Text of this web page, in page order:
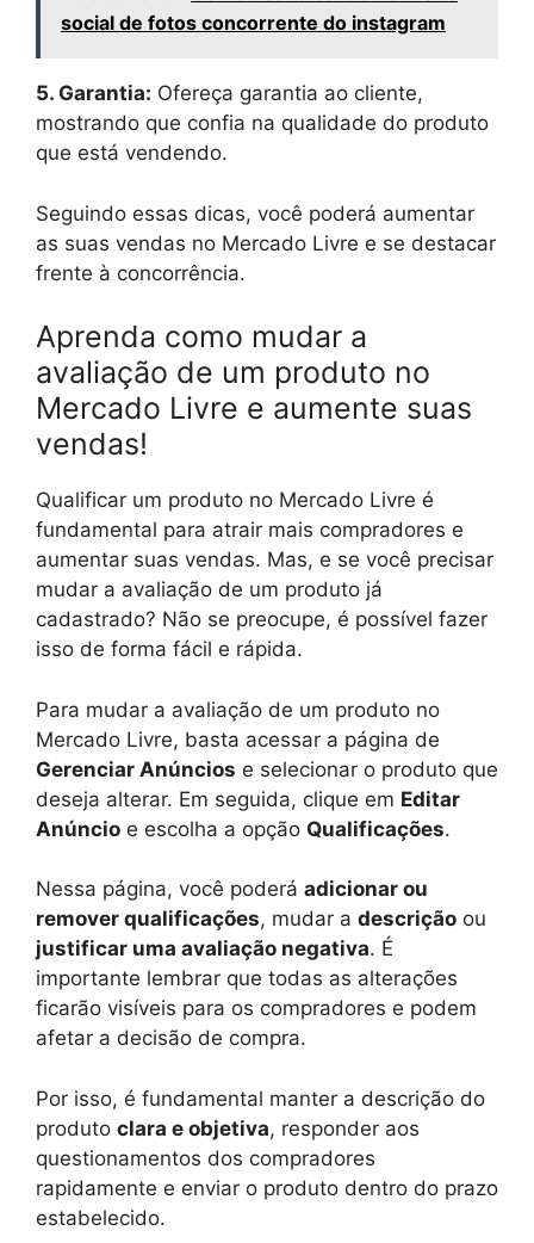
social de fotos concorrente do instagram
5. Garantia: Ofereça garantia ao cliente,
mostrando que confia na qualidade do produto
que está vendendo.
Seguindo essas dicas, você poderá aumentar
as suas vendas no Mercado Livre e se destacar
frente à concorrência.
Aprenda como mudar a
avaliação de um produto no
Mercado Livre e aumente suas
vendas!
Qualificar um produto no Mercado Livre é
fundamental para atrair mais compradores e
aumentar suas vendas. Mas, e se você precisar
mudar a avaliação de um produto já
cadastrado? Não se preocupe, é possível fazer
isso de forma fácil e rápida.
Para mudar a avaliação de um produto no
Mercado Livre, basta acessar a página de
Gerenciar Anúncios e selecionar o produto que
deseja alterar. Em seguida, clique em Editar
Anúncio e escolha a opção Qualificações.
Nessa página, você poderá adicionar ou
remover qualificações, mudar a descrição ou
justificar uma avaliação negativa. É
importante lembrar que todas as alterações
ficarão visíveis para os compradores e podem
afetar a decisão de compra.
Por isso, é fundamental manter a descrição do
produto clara e objetiva, responder aos
questionamentos dos compradores
rapidamente e enviar o produto dentro do prazo
estabelecido.